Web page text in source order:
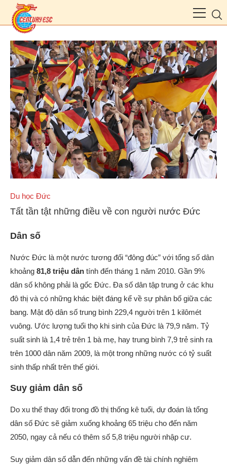
Du học Đức
Tất tần tật những điều về con người nước Đức
Dân số
Nước Đức là một nước tương đối “đông đúc” với tổng số dân
khoảng 81,8 triệu dân tính đến tháng 1 năm 2010. Gần 9%
dân số không phải là gốc Đức. Đa số dân tập trung ở các khu
đô thị và có những khác biệt đáng kể về sự phân bố giữa các
bang. Mật độ dân số trung bình 229,4 người trên 1 kilômét
vuông. Ước lượng tuổi thọ khi sinh của Đức là 79,9 năm. Tỷ
suất sinh là 1,4 trẻ trên 1 bà mẹ, hay trung bình 7,9 trẻ sinh ra
trên 1000 dân năm 2009, là một trong những nước có tỷ suất
sinh thấp nhất trên thế giới.
Suy giảm dân số
Do xu thế thay đổi trong đồ thị thống kê tuổi, dự đoán là tổng
dân số Đức sẽ giảm xuống khoảng 65 triệu cho đến năm
2050, ngay cả nếu có thêm số 5,8 triệu người nhập cư.
Suy giảm dân số dẫn đến những vấn đề tài chính nghiêm